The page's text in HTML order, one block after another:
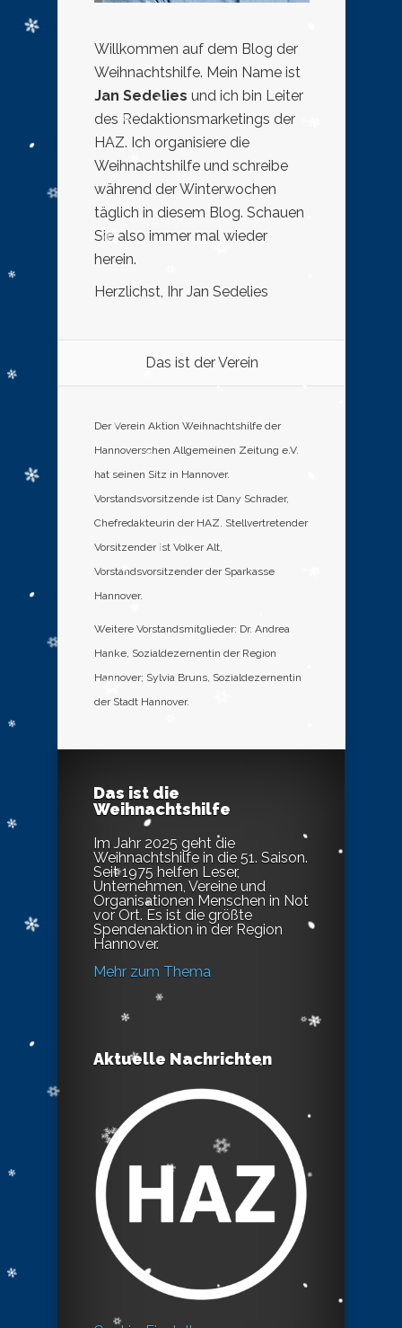
Willkommen auf dem Blog der
Weihnachtshilfe. Mein Name ist
Jan Sedelies und ich bin Leiter
des Redaktionsmarketings der
HAZ. Ich organisiere die
Weihnachtshilfe und schreibe
während der Winterwochen
täglich in diesem Blog. Schauen
Sie also immer mal wieder
herein.
Herzlichst, Ihr Jan Sedelies
Das ist der Verein
Der Verein Aktion Weihnachtshilfe der
Hannoverschen Allgemeinen Zeitung e.V.
hat seinen Sitz in Hannover.
Vorstandsvorsitzende ist Dany Schrader,
Chefredakteurin der HAZ. Stellvertretender
Vorsitzender ist Volker Alt,
Vorstandsvorsitzender der Sparkasse
Hannover.
Weitere Vorstandsmitglieder: Dr. Andrea
Hanke, Sozialdezernentin der Region
Hannover; Sylvia Bruns, Sozialdezernentin
der Stadt Hannover.
Das ist die
Weihnachtshilfe
Im Jahr 2025 geht die
Weihnachtshilfe in die 51. Saison.
Seit 1975 helfen Leser,
Unternehmen, Vereine und
Organisationen Menschen in Not
vor Ort. Es ist die größte
Spendenaktion in der Region
Hannover.
Mehr zum Thema
Aktuelle Nachrichten